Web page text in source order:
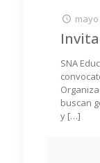
mayo
SNA
buscan
y[…]